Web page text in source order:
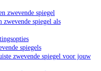
zwevende spiegel
zwevende spiegel als
spiegels
zwevende spiegel voor jouw